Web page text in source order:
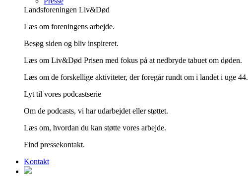
Landsforeningen Liv&Død
Læs om foreningens arbejde.
Besøg siden og bliv inspireret.
Læs om Liv&Død Prisen med fokus på at nedbryde tabuet om døden.
Læs om de forskellige aktiviteter, der foregår rundt om i landet i uge 44.
Lyt til vores podcastserie
Om de podcasts, vi har udarbejdet eller støttet.
Læs om, hvordan du kan støtte vores arbejde.
Find pressekontakt.
Kontakt